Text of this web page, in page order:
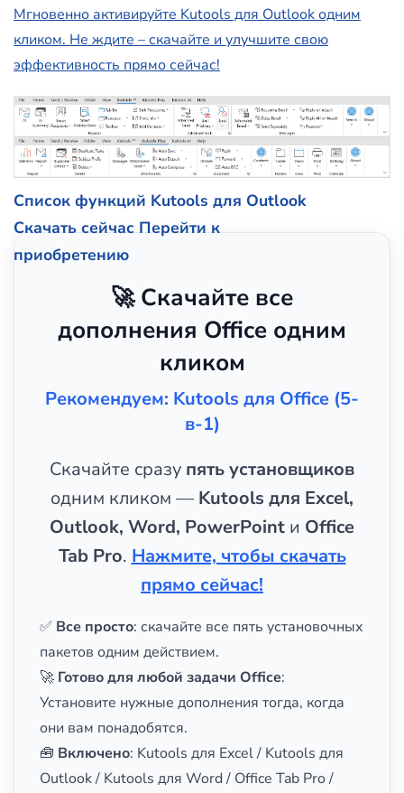
Мгновенно активируйте Kutools для Outlook одним
кликом. Не ждите – скачайте и улучшите свою
эффективность прямо сейчас!
Список функций Kutools для Outlook
Скачать сейчас Перейти к
приобретению
🚀 Скачайте все
дополнения Office одним
кликом
Рекомендуем: Kutools для Office (5-
в-1)
Скачайте сразу пять установщиков
одним кликом — Kutools для Excel,
Outlook, Word, PowerPoint и Office
Tab Pro. Нажмите, чтобы скачать
прямо сейчас!
✅ Все просто: скачайте все пять установочных
пакетов одним действием.
🚀 Готово для любой задачи Office:
Установите нужные дополнения тогда, когда
они вам понадобятся.
🧰 Включено: Kutools для Excel / Kutools для
Outlook / Kutools для Word / Office Tab Pro /